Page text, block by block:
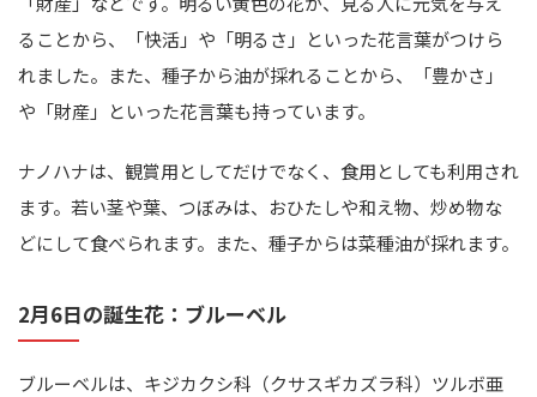
ることから、「快活」や「明るさ」といった花言葉がつけら
れました。また、種子から油が採れることから、「豊かさ」
や「財産」といった花言葉も持っています。
ナノハナは、観賞用としてだけでなく、食用としても利用され
ます。若い茎や葉、つぼみは、おひたしや和え物、炒め物な
どにして食べられます。また、種子からは菜種油が採れます。
2月6日の誕生花：ブルーベル
ブルーベルは、キジカクシ科（クサスギカズラ科）ツルボ亜